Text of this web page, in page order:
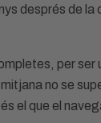
després de
per
no se
que el